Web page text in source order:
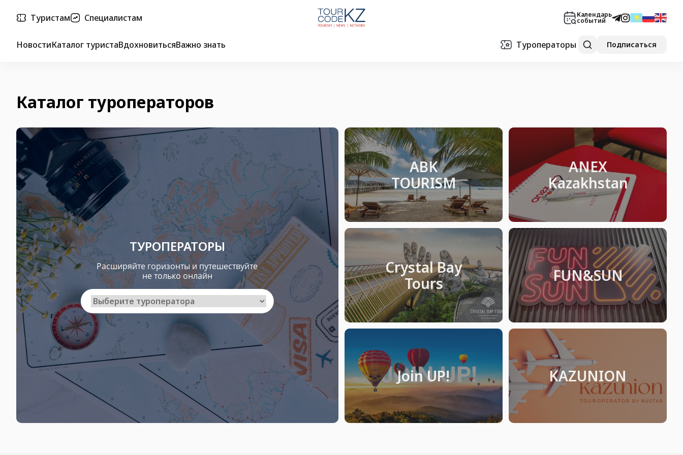
Туристам Специалистам Календарь
событий
НовостиКаталог туристаВдохновитьсяВажно знать Туроператоры Подписаться
Каталог туроператоров
ТУРОПЕРАТОРЫ
Расширяйте горизонты и путешествуйте
не только онлайн
ABK
TOURISM
ANEX
Kazakhstan
Crystal Bay
Tours
FUN&SUN
Join UP! KAZUNION